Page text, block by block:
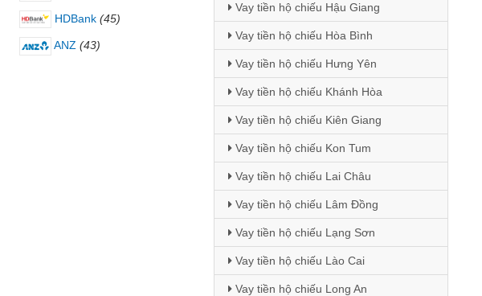
HDBank (45)
ANZ (43)
Vay tiền hộ chiếu Hậu Giang
Vay tiền hộ chiếu Hòa Bình
Vay tiền hộ chiếu Hưng Yên
Vay tiền hộ chiếu Khánh Hòa
Vay tiền hộ chiếu Kiên Giang
Vay tiền hộ chiếu Kon Tum
Vay tiền hộ chiếu Lai Châu
Vay tiền hộ chiếu Lâm Đồng
Vay tiền hộ chiếu Lạng Sơn
Vay tiền hộ chiếu Lào Cai
Vay tiền hộ chiếu Long An